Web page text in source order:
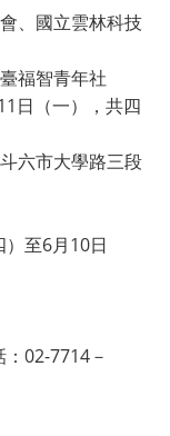
、國立雲林科技
福智青年社
日（一），共四
六市大學路三段
至6月10日
02-7714－